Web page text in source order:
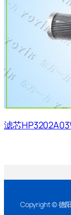
滤芯
Copyright © 德